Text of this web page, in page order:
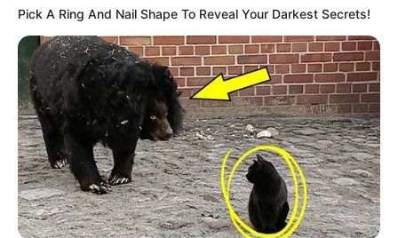
Pick A Ring And Nail Shape To Reveal Your Darkest Secrets!